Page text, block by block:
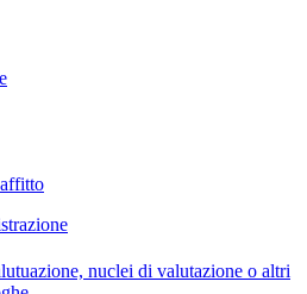
nuclei di valutazione o altri